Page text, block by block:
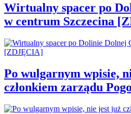
Wirtualny spacer po
w centrum Szczecina
Po wulgarnym wpisie,
członkiem zarządu